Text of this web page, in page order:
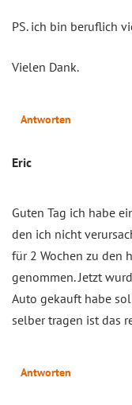
PS. ich bin beruflich
Vielen Dank.
Antworten
Eric
Guten Tag ich habe
den ich nicht
für 2 Wochen zu den
genommen. Jetzt
Auto gekauft habe
selber tragen ist das
Antworten